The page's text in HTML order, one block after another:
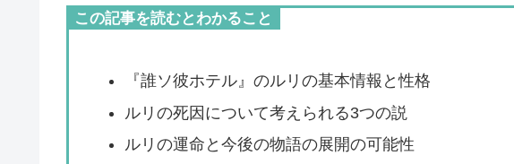
この記事を読むとわかること
『誰ソ彼ホテル』のルリの基本情報と性格
ルリの死因について考えられる3つの説
ルリの運命と今後の物語の展開の可能性